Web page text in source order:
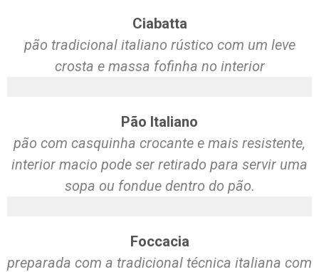
Ciabatta
pão tradicional italiano rústico com um leve
crosta e massa fofinha no interior
Pão Italiano
pão com casquinha crocante e mais resistente,
interior macio pode ser retirado para servir uma
sopa ou fondue dentro do pão.
Foccacia
preparada com a tradicional técnica italiana com